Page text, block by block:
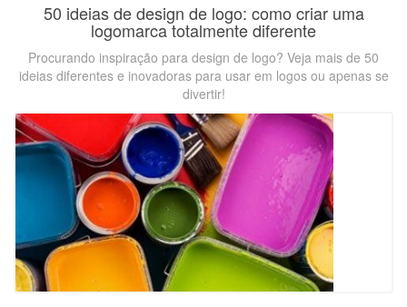
50 ideias de design de logo: como criar uma
logomarca totalmente diferente
Procurando inspiração para design de logo? Veja mais de 50
ideias diferentes e inovadoras para usar em logos ou apenas se
divertir!